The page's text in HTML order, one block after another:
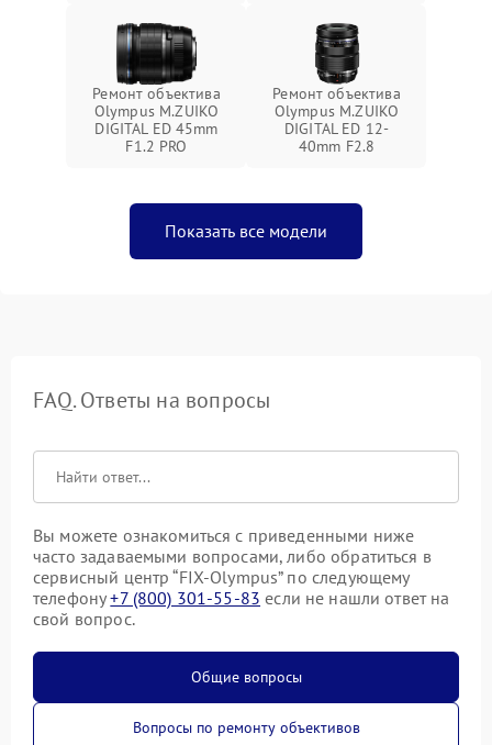
Ремонт объектива
Olympus M.ZUIKO
DIGITAL ED 45mm
F1.2 PRO
Ремонт объектива
Olympus M.ZUIKO
DIGITAL ED 12-
40mm F2.8
Показать все модели
FAQ. Ответы на вопросы
Вы можете ознакомиться с приведенными ниже
часто задаваемыми вопросами, либо обратиться в
сервисный центр “FIX-Olympus” по следующему
телефону+7 (800) 301-55-83 если не нашли ответ на
свой вопрос.
Общие вопросы
Вопросы по ремонту объективов